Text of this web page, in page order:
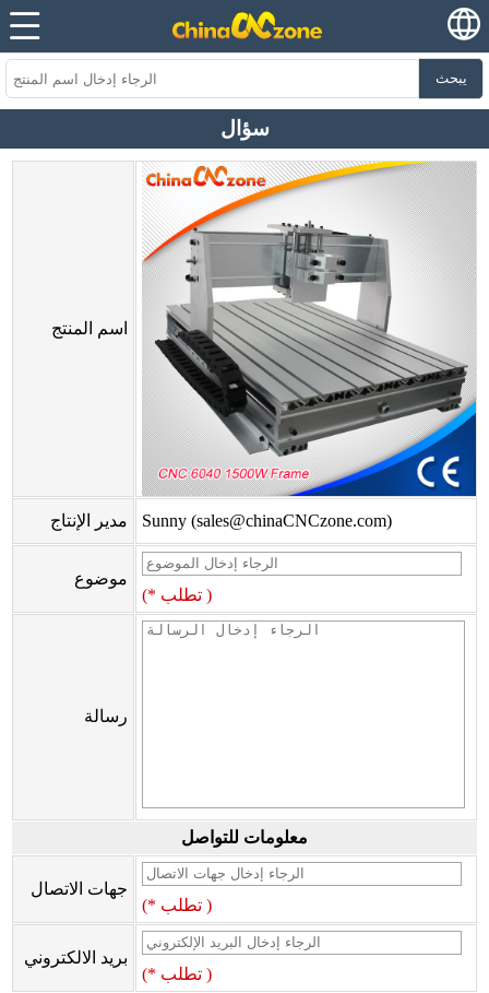
يبحث
سؤال
اسم المنتج
مدير الإنتاج Sunny (sales@chinaCNCzone.com)
موضوع
(* تطلب )
رسالة
معلومات للتواصل
جهات الاتصال
(* تطلب )
بريد الالكتروني
(* تطلب )